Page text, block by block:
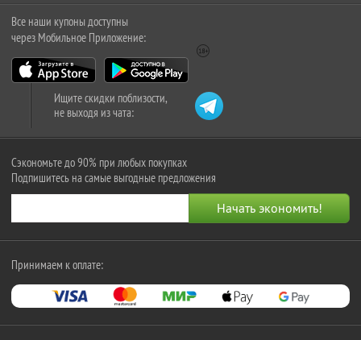
Все наши купоны доступны
через Мобильное Приложение:
Ищите скидки поблизости,
не выходя из чата:
Сэкономьте до 90% при любых покупках
Подпишитесь на самые выгодные предложения
Принимаем к оплате: